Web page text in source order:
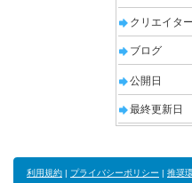
クリエイター
ブログ
公開日
最終更新日
利用規約 | プライバシーポリシー | 推奨